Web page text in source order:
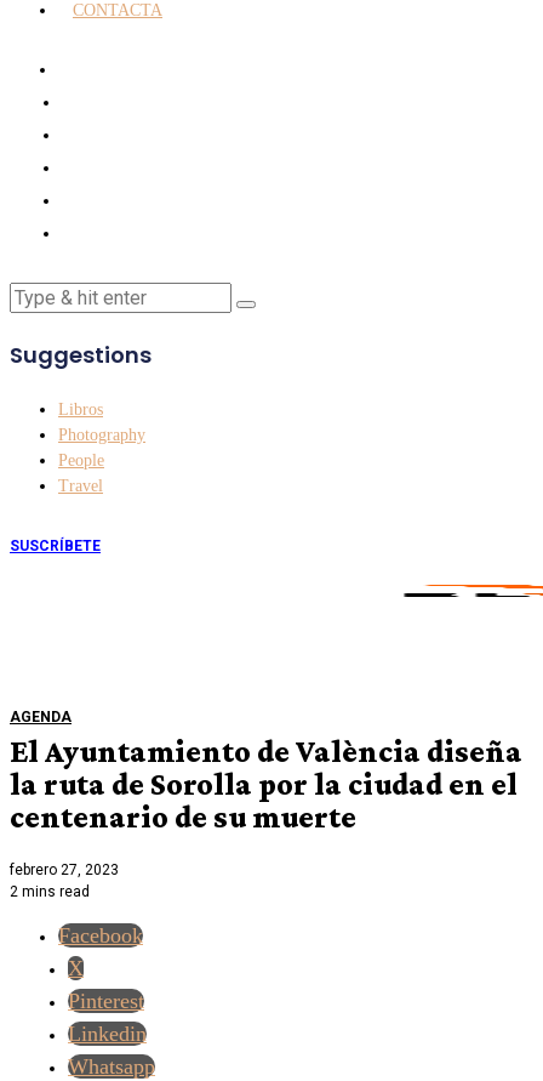
CONTACTA
Suggestions
Libros
Photography
People
Travel
SUSCRÍBETE
AGENDA
El Ayuntamiento de València diseña
la ruta de Sorolla por la ciudad en el
centenario de su muerte
febrero 27, 2023
2 mins read
Facebook
X
Pinterest
Linkedin
Whatsapp